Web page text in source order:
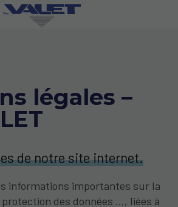
légales –
de notre site internet.
informations importantes sur la
des données ..., liées à